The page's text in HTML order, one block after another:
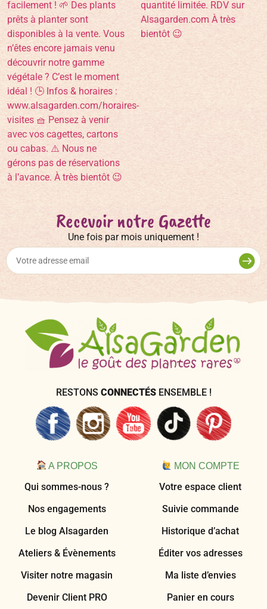
Recevoir notre Gazette
Une fois par mois uniquement !
RESTONS CONNECTÉS ENSEMBLE !
A PROPOS
Qui sommes-nous ?
Nos engagements
Le blog Alsagarden
Ateliers & Évènements
Visiter notre magasin
Devenir Client PRO
MON COMPTE
Votre espace client
Suivie commande
Historique d’achat
Éditer vos adresses
Ma liste d’envies
Panier en cours